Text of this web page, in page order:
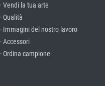
· Vendi la tua arte
· Qualità
· Immagini del nostro lavoro
· Accessori
· Ordina campione